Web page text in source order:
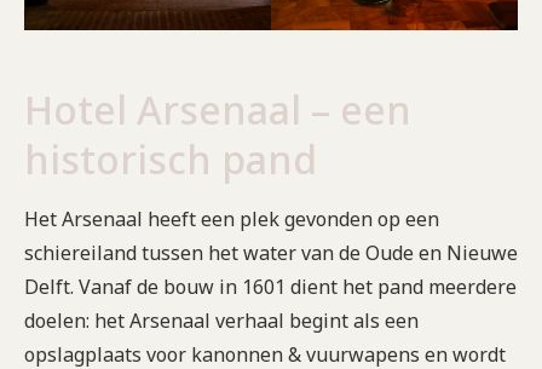
Hotel Arsenaal – een
historisch pand
Het Arsenaal heeft een plek gevonden op een
schiereiland tussen het water van de Oude en Nieuwe
Delft. Vanaf de bouw in 1601 dient het pand meerdere
doelen: het Arsenaal verhaal begint als een
opslagplaats voor kanonnen & vuurwapens en wordt